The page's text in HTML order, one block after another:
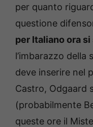
per quanto
questione
per Italiano ora
l’imbarazzo della
deve inserire nel
Castro, Odgaard
(probabilmente
queste ore il